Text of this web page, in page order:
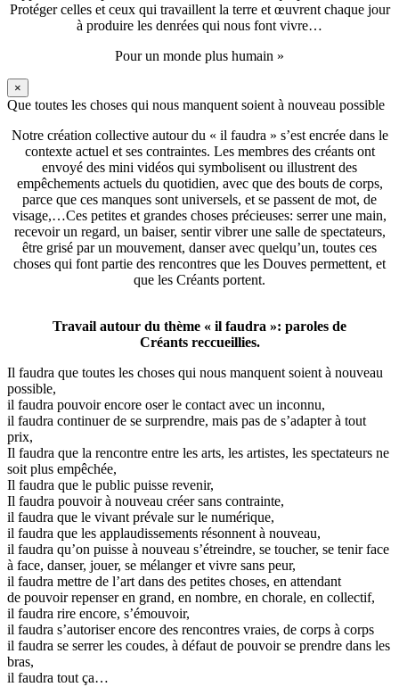
Protéger celles et ceux qui travaillent la terre et œuvrent chaque jour
à produire les denrées qui nous font vivre…
Pour un monde plus humain »
×
Que toutes les choses qui nous manquent soient à nouveau possible
Notre création collective autour du « il faudra » s’est encrée dans le
contexte actuel et ses contraintes. Les membres des créants ont
envoyé des mini vidéos qui symbolisent ou illustrent des
empêchements actuels du quotidien, avec que des bouts de corps,
parce que ces manques sont universels, et se passent de mot, de
visage,…Ces petites et grandes choses précieuses: serrer une main,
recevoir un regard, un baiser, sentir vibrer une salle de spectateurs,
être grisé par un mouvement, danser avec quelqu’un, toutes ces
choses qui font partie des rencontres que les Douves permettent, et
que les Créants portent.
Travail autour du thème « il faudra »: paroles de
Créants reccueillies.
Il faudra que toutes les choses qui nous manquent soient à nouveau
possible,
il faudra pouvoir encore oser le contact avec un inconnu,
il faudra continuer de se surprendre, mais pas de s’adapter à tout
prix,
Il faudra que la rencontre entre les arts, les artistes, les spectateurs ne
soit plus empêchée,
Il faudra que le public puisse revenir,
Il faudra pouvoir à nouveau créer sans contrainte,
il faudra que le vivant prévale sur le numérique,
il faudra que les applaudissements résonnent à nouveau,
il faudra qu’on puisse à nouveau s’étreindre, se toucher, se tenir face
à face, danser, jouer, se mélanger et vivre sans peur,
il faudra mettre de l’art dans des petites choses, en attendant
de pouvoir repenser en grand, en nombre, en chorale, en collectif,
il faudra rire encore, s’émouvoir,
il faudra s’autoriser encore des rencontres vraies, de corps à corps
il faudra se serrer les coudes, à défaut de pouvoir se prendre dans les
bras,
il faudra tout ça…